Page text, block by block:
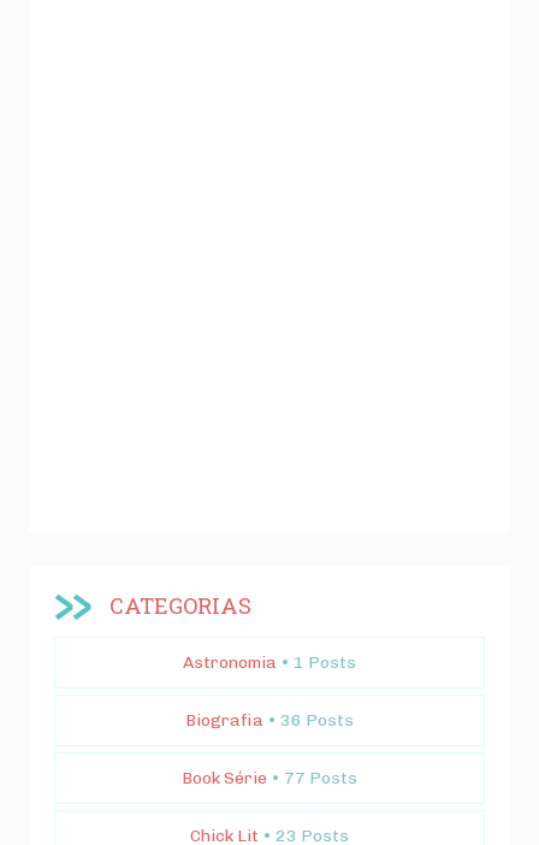
CATEGORIAS
Astronomia • 1 Posts
Biografia • 36 Posts
Book Série • 77 Posts
Chick Lit • 23 Posts